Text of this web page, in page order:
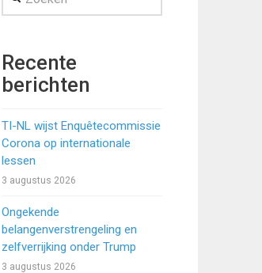
Recente
berichten
TI-NL wijst Enquêtecommissie
Corona op internationale
lessen
3 augustus 2026
Ongekende
belangenverstrengeling en
zelfverrijking onder Trump
3 augustus 2026